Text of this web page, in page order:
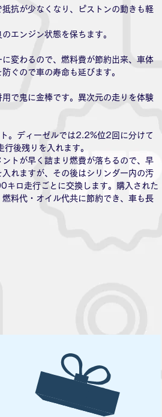
抗が少なくなり、ピストンの動きも軽
エンジン状態を保ちます。
変わるので、燃料費が節約出来、車体
ぐので車の寿命も延びます。
で鬼に金棒です。異次元の走りを体験
。ディーゼルでは2.2%位2回に分けて
後残りを入れます。
トが早く詰まり燃費が落ちるので、早
れますが、その後はシリンダー内の汚
ロ走行ごとに交換します。購入された
料代・オイル代共に節約でき、車も長